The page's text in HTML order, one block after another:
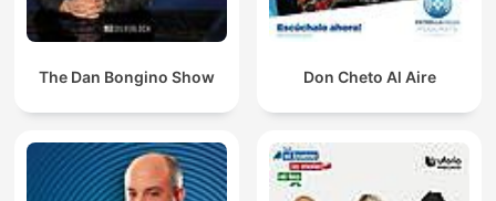
The Dan Bongino Show Don Cheto Al Aire